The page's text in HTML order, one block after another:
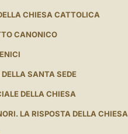
CHIESA CATTOLICA
CANONICO
SANTA SEDE
DELLA CHIESA
LA RISPOSTA DELLA CHIESA